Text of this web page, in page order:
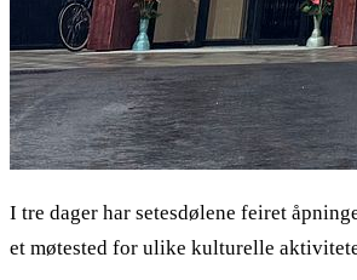
I tre dager har setesdølene feiret
et møtested for ulike kulturelle